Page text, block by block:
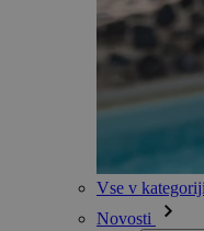
Vse v
Novosti